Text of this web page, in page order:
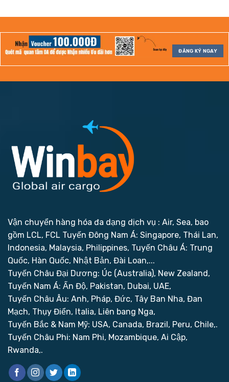
ĐĂNG KÝ NGAY
Vận chuyển hàng hóa đa dạng dịch vụ : Air, Sea, bao
gồm LCL, FCL Tuyến Đông Nam Á: Singapore, Thái Lan,
Indonesia, Malaysia, Philippines, Tuyến Châu Á: Trung
Quốc, Hàn Quốc, Nhật Bản, Đài Loan,...
Tuyến Châu Đại Dương: Úc (Australia), New Zealand,
Tuyến Nam Á: Ấn Độ, Pakistan, Dubai, UAE,
Tuyến Châu Âu: Anh, Pháp, Đức, Tây Ban Nha, Đan
Mạch, Thụy Điển, Italia, Liên bang Nga,
Tuyến Bắc & Nam Mỹ: USA, Canada, Brazil, Peru, Chile,.
Tuyến Châu Phi: Nam Phi, Mozambique, Ai Cập,
Rwanda,.